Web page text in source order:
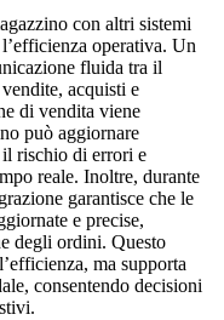
con altri sistemi
operativa. Un
fluida tra il
acquisti e
di vendita viene
può aggiornare
il rischio di errori e
reale. Inoltre, durante
garantisce che le
e precise,
degli ordini. Questo
ma supporta
consentendo decisioni